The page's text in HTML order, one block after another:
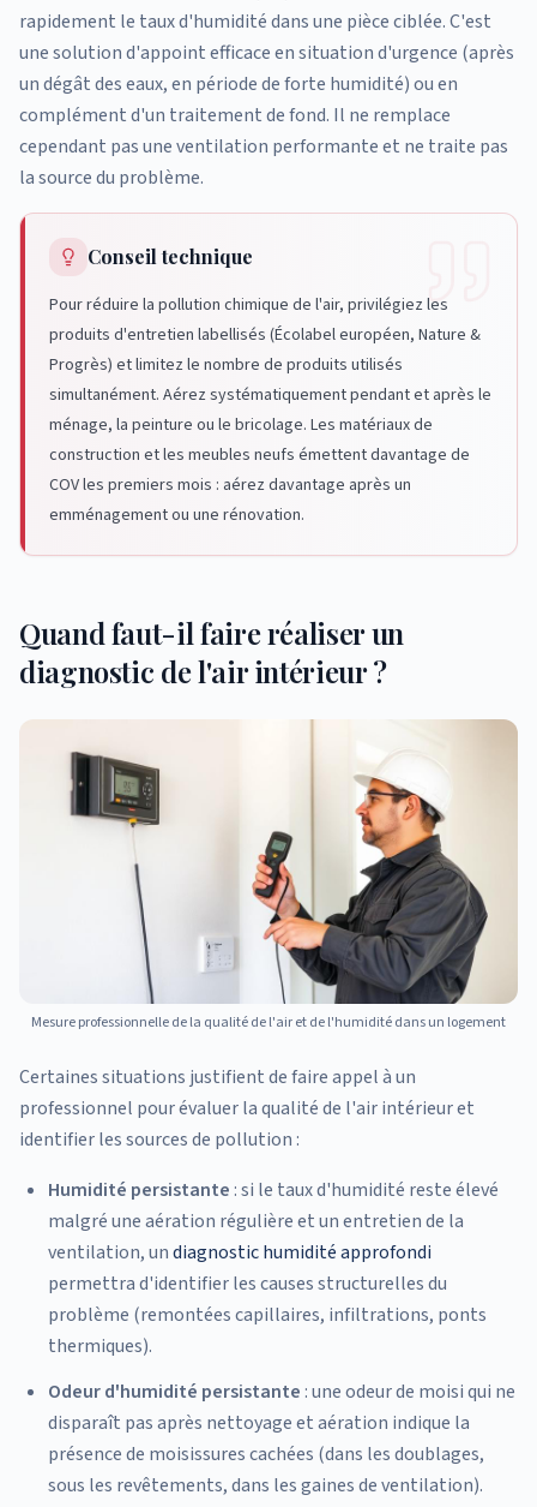
rapidement le taux d'humidité dans une pièce ciblée. C'est
une solution d'appoint efficace en situation d'urgence (après
un dégât des eaux, en période de forte humidité) ou en
complément d'un traitement de fond. Il ne remplace
cependant pas une ventilation performante et ne traite pas
la source du problème.
Conseil technique
Pour réduire la pollution chimique de l'air, privilégiez les
produits d'entretien labellisés (Écolabel européen, Nature &
Progrès) et limitez le nombre de produits utilisés
simultanément. Aérez systématiquement pendant et après le
ménage, la peinture ou le bricolage. Les matériaux de
construction et les meubles neufs émettent davantage de
COV les premiers mois : aérez davantage après un
emménagement ou une rénovation.
Quand faut-il faire réaliser un
diagnostic de l'air intérieur ?
Mesure professionnelle de la qualité de l'air et de l'humidité dans un logement
Certaines situations justifient de faire appel à un
professionnel pour évaluer la qualité de l'air intérieur et
identifier les sources de pollution :
Humidité persistante : si le taux d'humidité reste élevé
malgré une aération régulière et un entretien de la
ventilation, undiagnostic humidité approfondi
permettra d'identifier les causes structurelles du
problème (remontées capillaires, infiltrations, ponts
thermiques).
Odeur d'humidité persistante : une odeur de moisi qui ne
disparaît pas après nettoyage et aération indique la
présence de moisissures cachées (dans les doublages,
sous les revêtements, dans les gaines de ventilation).